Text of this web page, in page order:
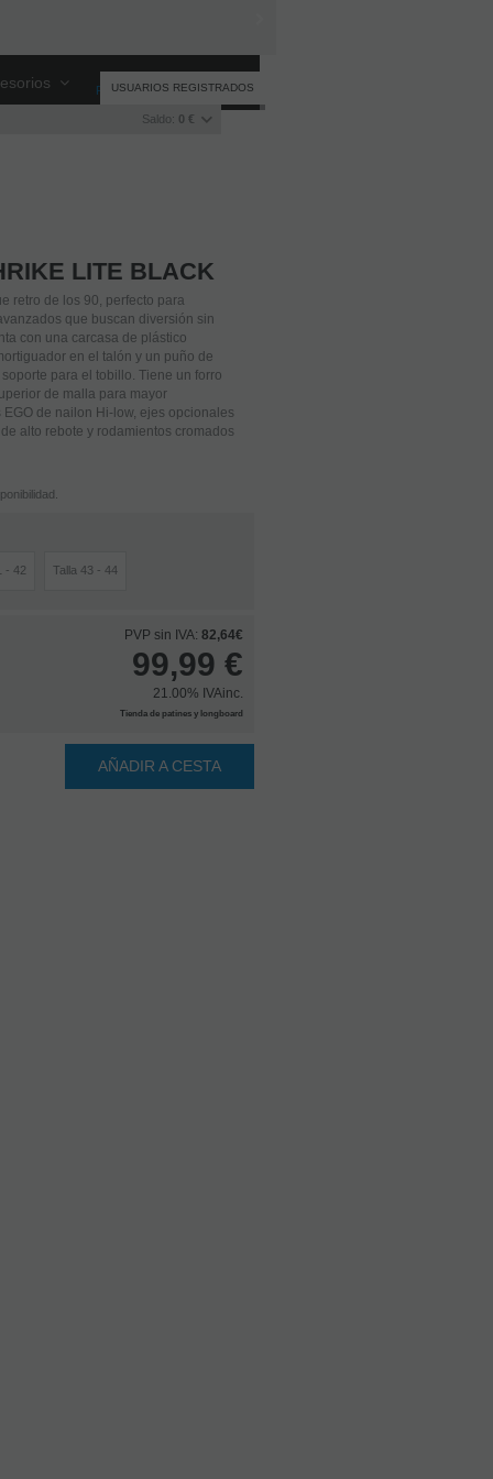
Registro/Iniciar sesión
Saldo: 0 €
USUARIOS REGISTRADOS
LITE BLACK
retro de los 90, perfecto para
que buscan diversión sin
con una carcasa de plástico
en el talón y un puño de
para el tobillo. Tiene un forro
de malla para mayor
de nailon Hi-low, ejes opcionales
alto rebote y rodamientos cromados
- 42 Talla 43 - 44
PVP sin IVA: 82,64€
99,99 €
21.00% IVAinc.
Tienda de patines y longboard
AÑADIR A CESTA